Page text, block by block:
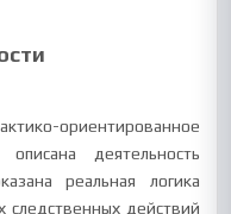
ориентированное
деятельность
реальная логика
следственных действий